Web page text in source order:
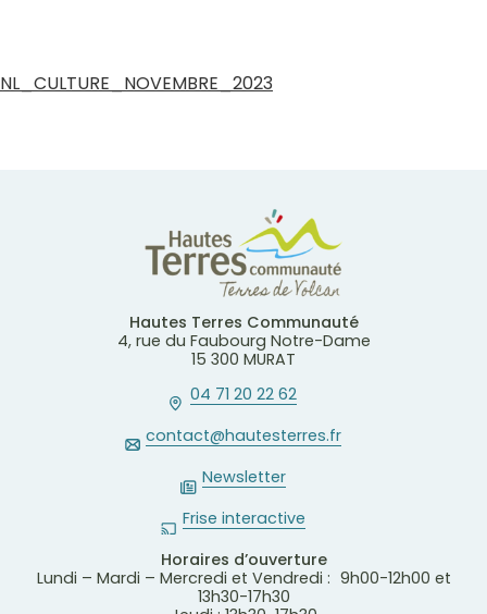
NL_CULTURE_NOVEMBRE_2023
Hautes Terres Communauté
4, rue du Faubourg Notre-Dame
15 300 MURAT
04 71 20 22 62
contact@hautesterres.fr
Newsletter
Frise interactive
Horaires d’ouverture
Lundi – Mardi – Mercredi et Vendredi : 9h00-12h00 et
13h30-17h30